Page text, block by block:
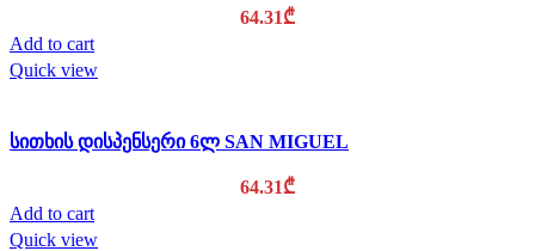
64.31₾
Add to cart
Quick view
სითხის დისპენსერი 6ლ SAN MIGUEL
64.31₾
Add to cart
Quick view